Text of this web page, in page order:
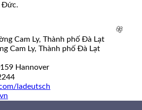
🌸
Đức.
Cam Ly, Thành phố Đà Lạt
Cam Ly, Thành phố Đà Lạt
Hannover
ladeutsch